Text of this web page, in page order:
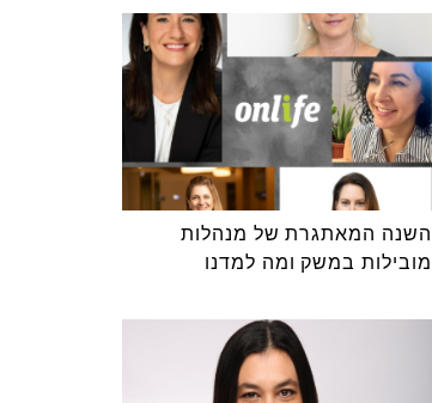
השנה המאתגרת של מנהלות
מובילות במשק ומה למדנו